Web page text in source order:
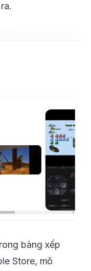
bảng xếp
Store, mô